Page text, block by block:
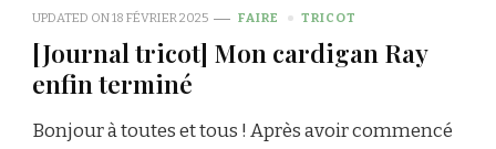
UPDATED ON18 FÉVRIER 2025 FAIRE TRICOT
[Journal tricot] Mon cardigan Ray
enfin terminé
Bonjour à toutes et tous ! Après avoir commencé